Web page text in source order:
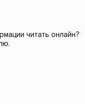
читать онлайн?